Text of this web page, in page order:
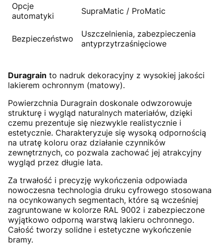
Opcje
automatyki
SupraMatic / ProMatic
Bezpieczeństwo
Uszczelnienia, zabezpieczenia
antyprzytrzaśnięciowe
Duragrain to nadruk dekoracyjny z wysokiej jakości
lakierem ochronnym (matowy).
Powierzchnia Duragrain doskonale odwzorowuje
strukturę i wygląd naturalnych materiałów, dzięki
czemu prezentuje się niezwykle realistycznie i
estetycznie. Charakteryzuje się wysoką odpornością
na utratę koloru oraz działanie czynników
zewnętrznych, co pozwala zachować jej atrakcyjny
wygląd przez długie lata.
Za trwałość i precyzję wykończenia odpowiada
nowoczesna technologia druku cyfrowego stosowana
na ocynkowanych segmentach, które są wcześniej
zagruntowane w kolorze RAL 9002 i zabezpieczone
wyjątkowo odporną warstwą lakieru ochronnego.
Całość tworzy solidne i estetyczne wykończenie
bramy.